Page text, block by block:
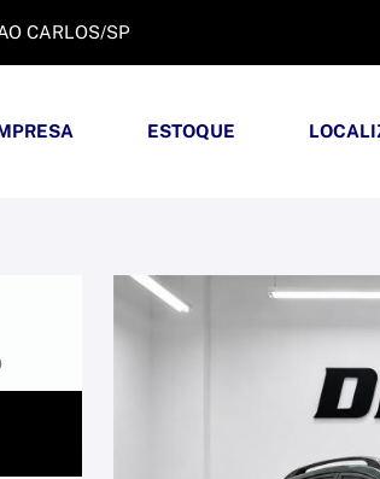
CARLOS/SP
ESTOQUE